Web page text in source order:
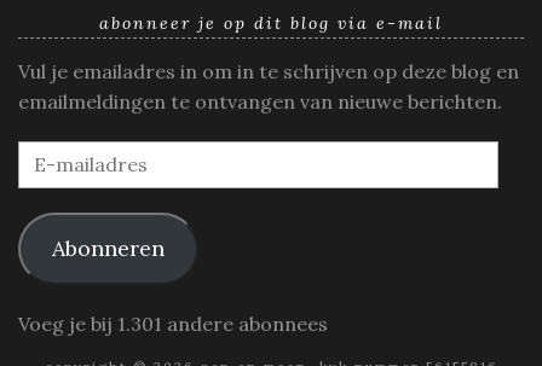
abonneer je op dit blog via e-mail
Vul je emailadres in om in te schrijven op deze blog en
emailmeldingen te ontvangen van nieuwe berichten.
E-
mailadres
Abonneren
Voeg je bij 1.301 andere abonnees